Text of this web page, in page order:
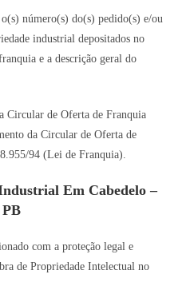
número(s) do(s) pedido(s) e/ou
industrial depositados no
e a descrição geral do
Circular de Oferta de Franquia
da Circular de Oferta de
94 (Lei de Franquia).
Em Cabedelo –
PB
com a proteção legal e
de Propriedade Intelectual no